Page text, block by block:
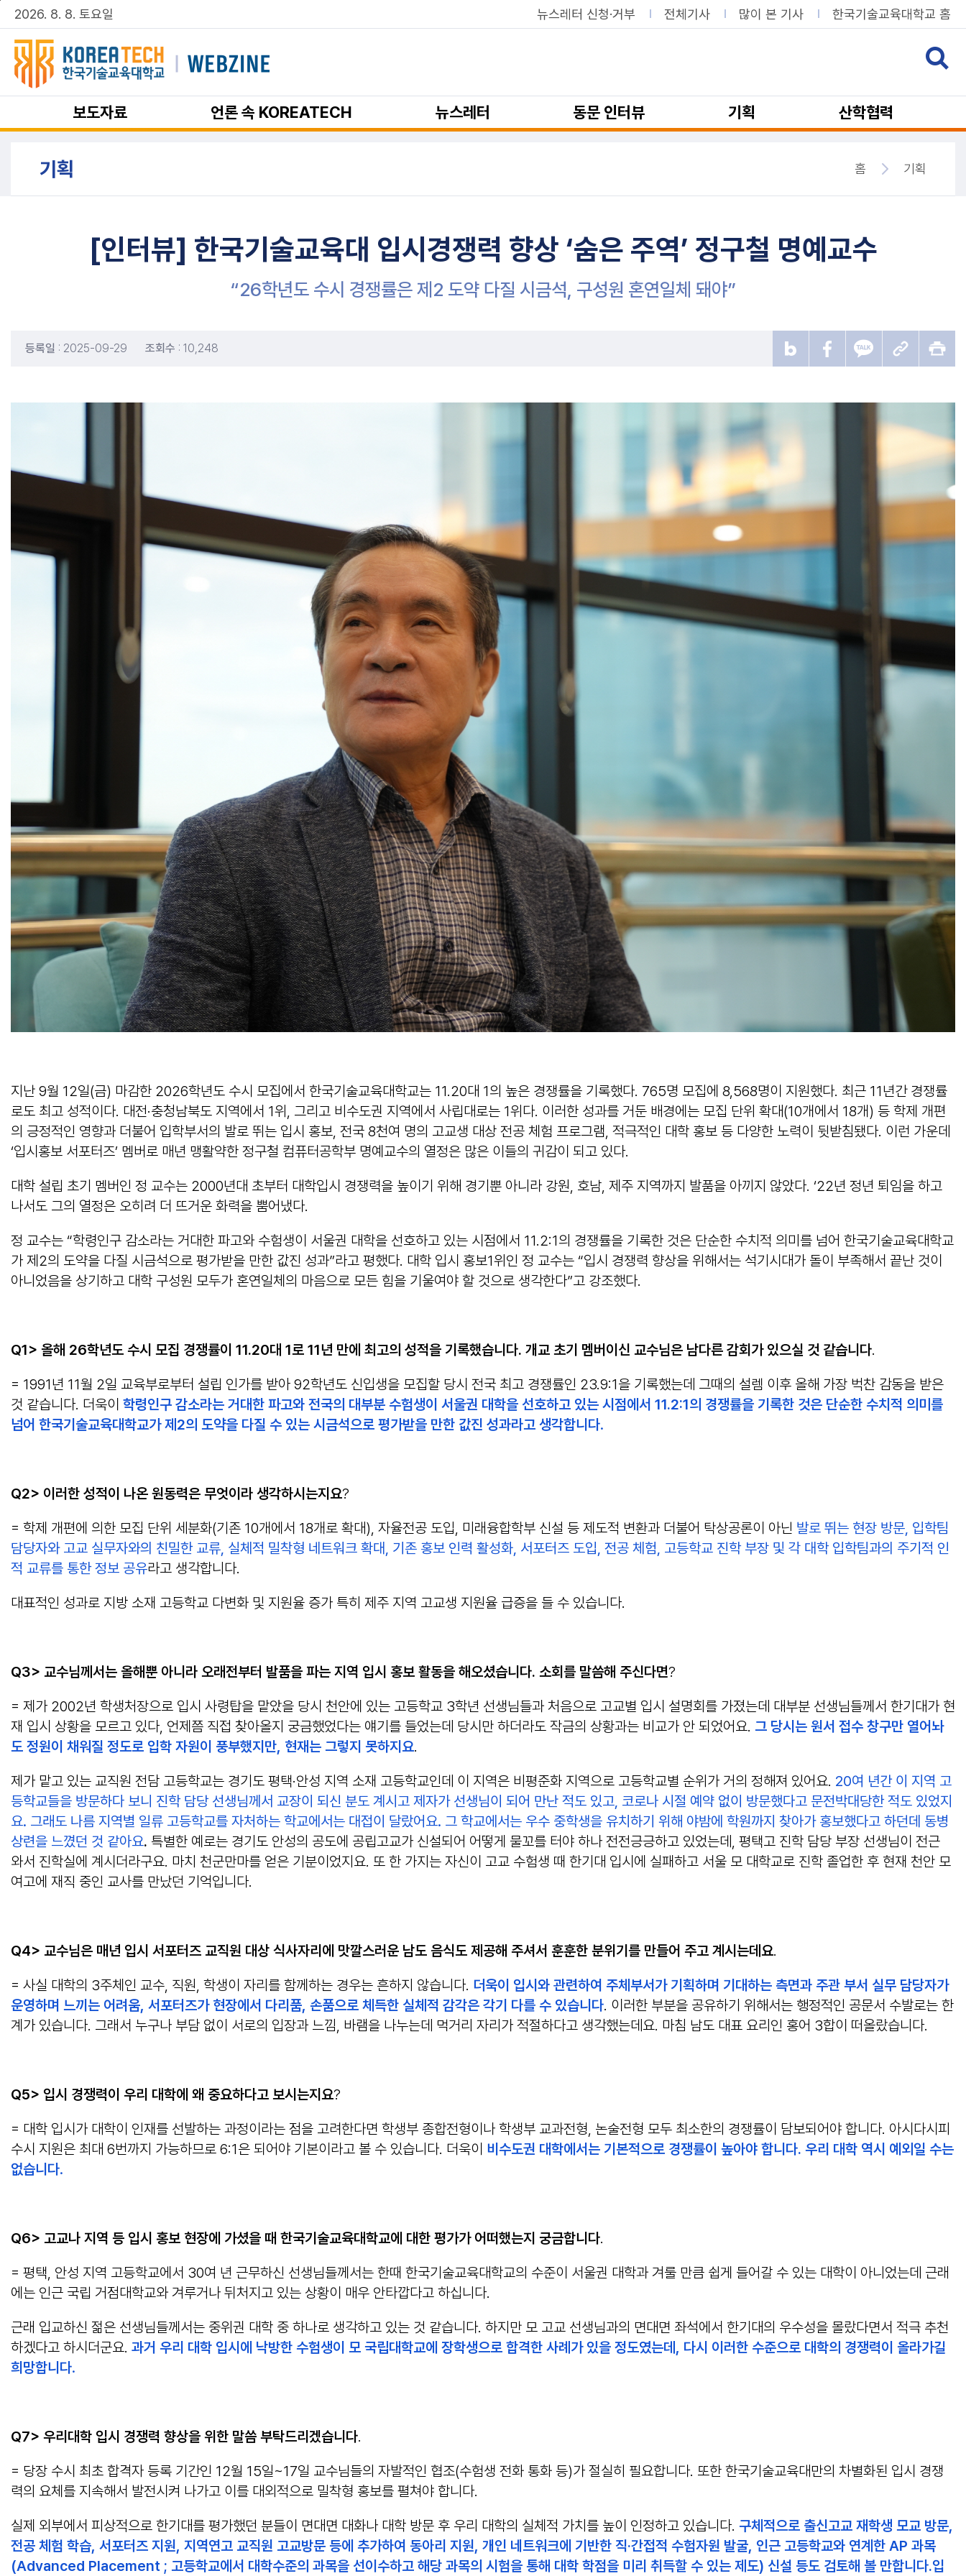
주메뉴 바로가기
본문 바로가기
2026. 8. 8. 토요일 뉴스레터 신청·거부 전체기사 많이 본 기사 한국기술교육대학교 홈
보도자료 언론 속 KOREATECH 뉴스레터 동문 인터뷰 기획 산학협력
기획 홈 기획
[인터뷰] 한국기술교육대 입시경쟁력 향상 ‘숨은 주역’ 정구철 명예교수
“26학년도 수시 경쟁률은 제2 도약 다질 시금석, 구성원 혼연일체 돼야”
등록일 : 2025-09-29 조회수 : 10,248
지난 9월 12일(금) 마감한 2026학년도 수시 모집에서 한국기술교육대학교는 11.20대 1의 높은 경쟁률을 기록했다. 765명 모집에 8,568명이 지원했다. 최근 11년간 경쟁률
로도 최고 성적이다. 대전·충청남북도 지역에서 1위, 그리고 비수도권 지역에서 사립대로는 1위다. 이러한 성과를 거둔 배경에는 모집 단위 확대(10개에서 18개) 등 학제 개편
의 긍정적인 영향과 더불어 입학부서의 발로 뛰는 입시 홍보, 전국 8천여 명의 고교생 대상 전공 체험 프로그램, 적극적인 대학 홍보 등 다양한 노력이 뒷받침됐다. 이런 가운데
‘입시홍보 서포터즈’ 멤버로 매년 맹활약한 정구철 컴퓨터공학부 명예교수의 열정은 많은 이들의 귀감이 되고 있다.
대학 설립 초기 멤버인 정 교수는 2000년대 초부터 대학입시 경쟁력을 높이기 위해 경기뿐 아니라 강원, 호남, 제주 지역까지 발품을 아끼지 않았다. ‘22년 정년 퇴임을 하고
나서도 그의 열정은 오히려 더 뜨거운 화력을 뿜어냈다.
정 교수는 “학령인구 감소라는 거대한 파고와 수험생이 서울권 대학을 선호하고 있는 시점에서 11.2:1의 경쟁률을 기록한 것은 단순한 수치적 의미를 넘어 한국기술교육대학교
가 제2의 도약을 다질 시금석으로 평가받을 만한 값진 성과”라고 평했다. 대학 입시 홍보1위인 정 교수는 “입시 경쟁력 향상을 위해서는 석기시대가 돌이 부족해서 끝난 것이
아니었음을 상기하고 대학 구성원 모두가 혼연일체의 마음으로 모든 힘을 기울여야 할 것으로 생각한다”고 강조했다.
Q1> 올해 26학년도 수시 모집 경쟁률이 11.20대 1로 11년 만에 최고의 성적을 기록했습니다. 개교 초기 멤버이신 교수님은 남다른 감회가 있으실 것 같습니다.
= 1991년 11월 2일 교육부로부터 설립 인가를 받아 92학년도 신입생을 모집할 당시 전국 최고 경쟁률인 23.9:1을 기록했는데 그때의 설렘 이후 올해 가장 벅찬 감동을 받은
것 같습니다. 더욱이 학령인구 감소라는 거대한 파고와 전국의 대부분 수험생이 서울권 대학을 선호하고 있는 시점에서 11.2:1의 경쟁률을 기록한 것은 단순한 수치적 의미를
넘어 한국기술교육대학교가 제2의 도약을 다질 수 있는 시금석으로 평가받을 만한 값진 성과라고 생각합니다.
Q2> 이러한 성적이 나온 원동력은 무엇이라 생각하시는지요?
= 학제 개편에 의한 모집 단위 세분화(기존 10개에서 18개로 확대), 자율전공 도입, 미래융합학부 신설 등 제도적 변환과 더불어 탁상공론이 아닌 발로 뛰는 현장 방문, 입학팀
담당자와 고교 실무자와의 친밀한 교류, 실체적 밀착형 네트워크 확대, 기존 홍보 인력 활성화, 서포터즈 도입, 전공 체험, 고등학교 진학 부장 및 각 대학 입학팀과의 주기적 인
적 교류를 통한 정보 공유라고 생각합니다.
대표적인 성과로 지방 소재 고등학교 다변화 및 지원율 증가 특히 제주 지역 고교생 지원율 급증을 들 수 있습니다.
Q3> 교수님께서는 올해뿐 아니라 오래전부터 발품을 파는 지역 입시 홍보 활동을 해오셨습니다. 소회를 말씀해 주신다면?
= 제가 2002년 학생처장으로 입시 사령탑을 맡았을 당시 천안에 있는 고등학교 3학년 선생님들과 처음으로 고교별 입시 설명회를 가졌는데 대부분 선생님들께서 한기대가 현
재 입시 상황을 모르고 있다, 언제쯤 직접 찾아올지 궁금했었다는 얘기를 들었는데 당시만 하더라도 작금의 상황과는 비교가 안 되었어요. 그 당시는 원서 접수 창구만 열어놔
도 정원이 채워질 정도로 입학 자원이 풍부했지만, 현재는 그렇지 못하지요.
제가 맡고 있는 교직원 전담 고등학교는 경기도 평택·안성 지역 소재 고등학교인데 이 지역은 비평준화 지역으로 고등학교별 순위가 거의 정해져 있어요. 20여 년간 이 지역 고
등학교들을 방문하다 보니 진학 담당 선생님께서 교장이 되신 분도 계시고 제자가 선생님이 되어 만난 적도 있고, 코로나 시절 예약 없이 방문했다고 문전박대당한 적도 있었지
요. 그래도 나름 지역별 일류 고등학교를 자처하는 학교에서는 대접이 달랐어요. 그 학교에서는 우수 중학생을 유치하기 위해 야밤에 학원까지 찾아가 홍보했다고 하던데 동병
상련을 느꼈던 것 같아요. 특별한 예로는 경기도 안성의 공도에 공립고교가 신설되어 어떻게 물꼬를 터야 하나 전전긍긍하고 있었는데, 평택고 진학 담당 부장 선생님이 전근
와서 진학실에 계시더라구요. 마치 천군만마를 얻은 기분이었지요. 또 한 가지는 자신이 고교 수험생 때 한기대 입시에 실패하고 서울 모 대학교로 진학 졸업한 후 현재 천안 모
여고에 재직 중인 교사를 만났던 기억입니다.
Q4> 교수님은 매년 입시 서포터즈 교직원 대상 식사자리에 맛깔스러운 남도 음식도 제공해 주셔서 훈훈한 분위기를 만들어 주고 계시는데요.
= 사실 대학의 3주체인 교수, 직원, 학생이 자리를 함께하는 경우는 흔하지 않습니다. 더욱이 입시와 관련하여 주체부서가 기획하며 기대하는 측면과 주관 부서 실무 담당자가
운영하며 느끼는 어려움, 서포터즈가 현장에서 다리품, 손품으로 체득한 실체적 감각은 각기 다를 수 있습니다. 이러한 부분을 공유하기 위해서는 행정적인 공문서 수발로는 한
계가 있습니다. 그래서 누구나 부담 없이 서로의 입장과 느낌, 바램을 나누는데 먹거리 자리가 적절하다고 생각했는데요. 마침 남도 대표 요리인 홍어 3합이 떠올랐습니다.
Q5> 입시 경쟁력이 우리 대학에 왜 중요하다고 보시는지요?
= 대학 입시가 대학이 인재를 선발하는 과정이라는 점을 고려한다면 학생부 종합전형이나 학생부 교과전형, 논술전형 모두 최소한의 경쟁률이 담보되어야 합니다. 아시다시피
수시 지원은 최대 6번까지 가능하므로 6:1은 되어야 기본이라고 볼 수 있습니다. 더욱이 비수도권 대학에서는 기본적으로 경쟁률이 높아야 합니다. 우리 대학 역시 예외일 수는
없습니다.
Q6> 고교나 지역 등 입시 홍보 현장에 가셨을 때 한국기술교육대학교에 대한 평가가 어떠했는지 궁금합니다.
= 평택, 안성 지역 고등학교에서 30여 년 근무하신 선생님들께서는 한때 한국기술교육대학교의 수준이 서울권 대학과 겨룰 만큼 쉽게 들어갈 수 있는 대학이 아니었는데 근래
에는 인근 국립 거점대학교와 겨루거나 뒤처지고 있는 상황이 매우 안타깝다고 하십니다.
근래 입교하신 젊은 선생님들께서는 중위권 대학 중 하나로 생각하고 있는 것 같습니다. 하지만 모 고교 선생님과의 면대면 좌석에서 한기대의 우수성을 몰랐다면서 적극 추천
하겠다고 하시더군요. 과거 우리 대학 입시에 낙방한 수험생이 모 국립대학교에 장학생으로 합격한 사례가 있을 정도였는데, 다시 이러한 수준으로 대학의 경쟁력이 올라가길
희망합니다.
Q7> 우리대학 입시 경쟁력 향상을 위한 말씀 부탁드리겠습니다.
= 당장 수시 최초 합격자 등록 기간인 12월 15일~17일 교수님들의 자발적인 협조(수험생 전화 통화 등)가 절실히 필요합니다. 또한 한국기술교육대만의 차별화된 입시 경쟁
력의 요체를 지속해서 발전시켜 나가고 이를 대외적으로 밀착형 홍보를 펼쳐야 합니다.
실제 외부에서 피상적으로 한기대를 평가했던 분들이 면대면 대화나 대학 방문 후 우리 대학의 실체적 가치를 높이 인정하고 있습니다. 구체적으로 출신고교 재학생 모교 방문,
전공 체험 학습, 서포터즈 지원, 지역연고 교직원 고교방문 등에 추가하여 동아리 지원, 개인 네트워크에 기반한 직·간접적 수험자원 발굴, 인근 고등학교와 연계한 AP 과목
(Advanced Placement ; 고등학교에서 대학수준의 과목을 선이수하고 해당 과목의 시험을 통해 대학 학점을 미리 취득할 수 있는 제도) 신설 등도 검토해 볼 만합니다.입